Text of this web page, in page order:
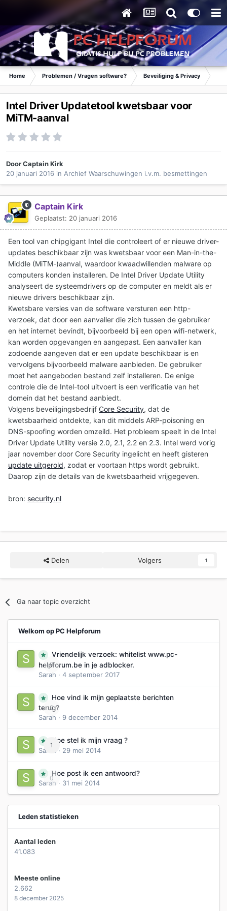
Home Problemen / Vragen software? Beveiliging & Privacy
Intel Driver Updatetool kwetsbaar voor
MiTM-aanval
DoorCaptain Kirk
20 januari 2016 in Archief Waarschuwingen i.v.m. besmettingen
Captain Kirk
Geplaatst: 20 januari 2016
Een tool van chipgigant Intel die controleert of er nieuwe driver-
updates beschikbaar zijn was kwetsbaar voor een Man-in-the-
Middle (MiTM-)aanval, waardoor kwaadwillenden malware op
computers konden installeren. De Intel Driver Update Utility
analyseert de systeemdrivers op de computer en meldt als er
nieuwe drivers beschikbaar zijn.
Kwetsbare versies van de software versturen een http-
verzoek, dat door een aanvaller die zich tussen de gebruiker
en het internet bevindt, bijvoorbeeld bij een open wifi-netwerk,
kan worden opgevangen en aangepast. Een aanvaller kan
zodoende aangeven dat er een update beschikbaar is en
vervolgens bijvoorbeeld malware aanbieden. De gebruiker
moet het aangeboden bestand zelf installeren. De enige
controle die de Intel-tool uitvoert is een verificatie van het
domein dat het bestand aanbiedt.
Volgens beveiligingsbedrijf Core Security, dat de
kwetsbaarheid ontdekte, kan dit middels ARP-poisoning en
DNS-spoofing worden omzeild. Het probleem speelt in de Intel
Driver Update Utility versie 2.0, 2.1, 2.2 en 2.3. Intel werd vorig
jaar november door Core Security ingelicht en heeft gisteren
update uitgerold, zodat er voortaan https wordt gebruikt.
Daarop zijn de details van de kwetsbaarheid vrijgegeven.
bron: security.nl
Delen Volgers 1
Ga naar topic overzicht
Welkom op PC Helpforum
0
Vriendelijk verzoek: whitelist www.pc-
helpforum.be in je adblocker.
Sarah · 4 september 2017
0
Hoe vind ik mijn geplaatste berichten
terug?
Sarah · 9 december 2014
1
Hoe stel ik mijn vraag ?
Sarah
· 29 mei 2014
0
Hoe post ik een antwoord?
Sarah · 31 mei 2014
Leden statistieken
Aantal leden
41.083
Meeste online
2.662
8 december 2025